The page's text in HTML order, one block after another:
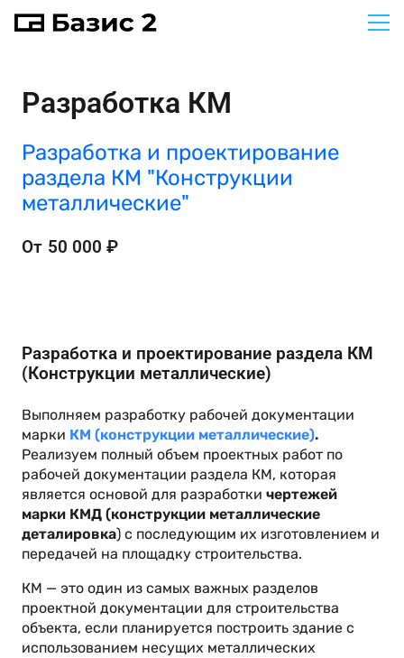
Разработка КМ
Разработка и проектирование
раздела КМ "Конструкции
металлические"
От 50 000 ₽
Разработка и проектирование раздела КМ
(Конструкции металлические)
Выполняем разработку рабочей документации
марки КМ (конструкции металлические).
Реализуем полный объем проектных работ по
рабочей документации раздела КМ, которая
является основой для разработки чертежей
марки КМД (конструкции металлические
деталировка) с последующим их изготовлением и
передачей на площадку строительства.
КМ — это один из самых важных разделов
проектной документации для строительства
объекта, если планируется построить здание с
использованием несущих металлических